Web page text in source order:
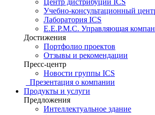
Учебно-консультационный
Лаборатория ICS
E.E.P.M.C. Управляющая
Достижения
Портфолио проектов
Отзывы и рекомендации
Пресс-центр
Новости группы ICS
Презентация о компании
Продукты и услуги
Предложения
Интеллектуальное здание